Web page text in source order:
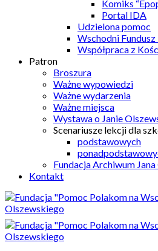
Komiks
Portal IDA
Udzielona pomoc
Wschodni
Współpraca z
Patron
Broszura
Ważne wypowiedzi
Ważne wydarzenia
Ważne miejsca
Wystawa o Janie
Scenariusze lekcji dla
podstawowych
Fundacja Archiwum
Kontakt